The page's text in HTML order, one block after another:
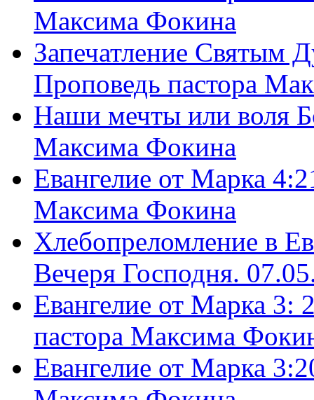
Максима Фокина
Запечатление Святым
Проповедь пастора
Наши мечты или воля
Максима Фокина
Евангелие от Марка
Максима Фокина
Хлебопреломление в
Вечеря Господня.
Евангелие от Марка 3:
пастора Максима
Евангелие от Марка